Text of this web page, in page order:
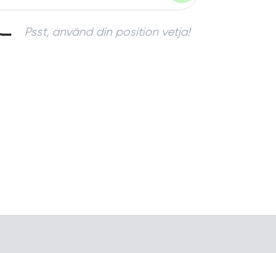
Psst, använd din position vetja!